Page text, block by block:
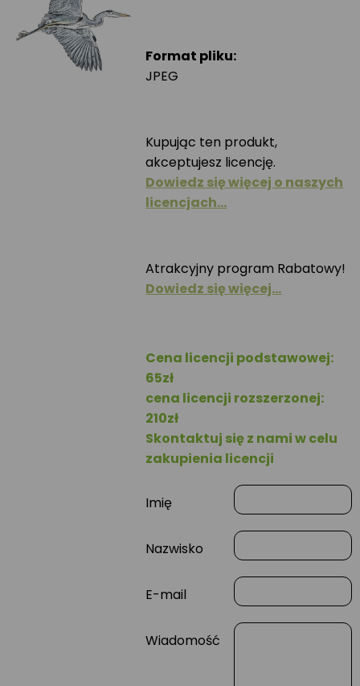
Format pliku:
JPEG
Kupując ten produkt,
akceptujesz licencję.
Dowiedz się więcej o naszych
licencjach…
Atrakcyjny program Rabatowy!
Dowiedz się więcej…
Cena licencji podstawowej:
65zł
cena licencji rozszerzonej:
210zł
Skontaktuj się z nami w celu
zakupienia licencji
Imię
Nazwisko
E-mail
Wiadomość